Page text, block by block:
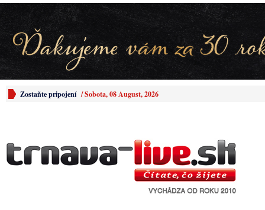
Zostaňte pripojení /Sobota, 08 August, 2026